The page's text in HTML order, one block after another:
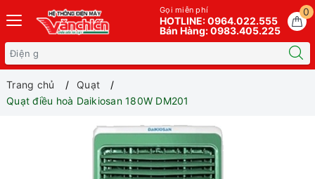
0
Gọi miễn phí
HOTLINE: 0964.022.555
Bán Hàng: 0983.405.225
Trang chủ
Quạt
Quạt điều hoà Daikiosan 180W DM201